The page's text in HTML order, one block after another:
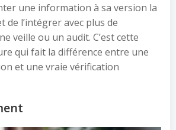
une information à sa version la
de l’intégrer avec plus de
veille ou un audit. C’est cette
qui fait la différence entre une
et une vraie vérification